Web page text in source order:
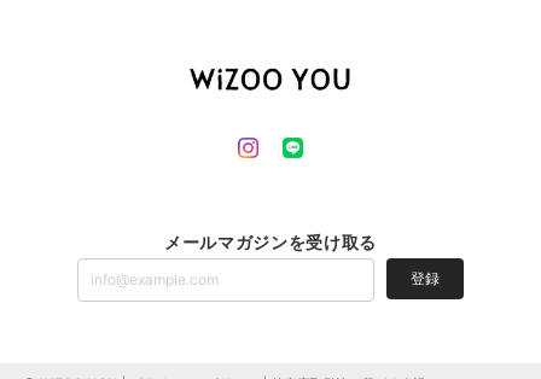
メールマガジンを受け取る
登録